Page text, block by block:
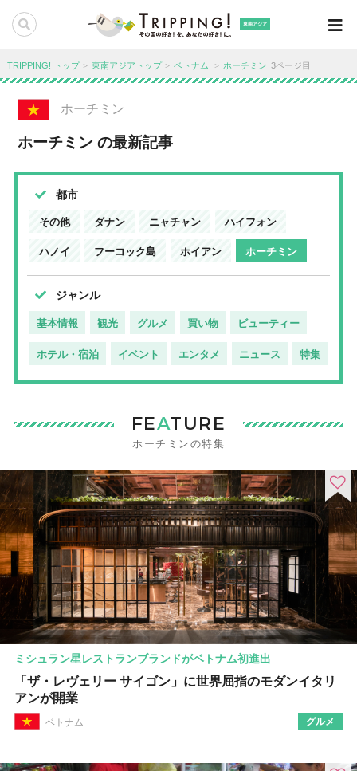
東南アジア
TRIPPING! トップ 東南アジアトップ ベトナム ホーチミン 3ページ目
ホーチミン
ホーチミン の最新記事
都市
その他 ダナン ニャチャン ハイフォン
ハノイ フーコック島 ホイアン ホーチミン
ジャンル
基本情報 観光 グルメ 買い物 ビューティー
ホテル・宿泊 イベント エンタメ ニュース 特集
FEATURE
ホーチミンの特集
ミシュラン星レストランブランドがベトナム初進出
「ザ・レヴェリー サイゴン」に世界屈指のモダンイタリ
アンが開業
ベトナム グルメ